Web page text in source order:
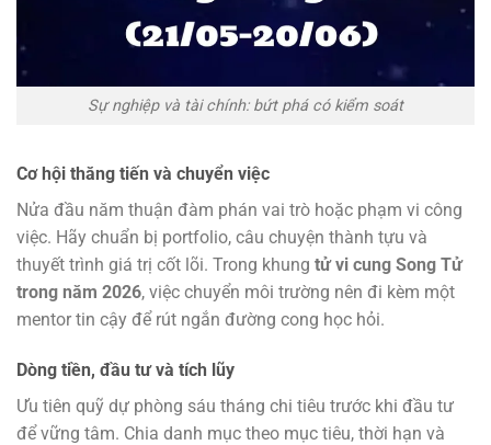
Sự nghiệp và tài chính: bứt phá có kiểm soát
Cơ hội thăng tiến và chuyển việc
Nửa đầu năm thuận đàm phán vai trò hoặc phạm vi công
việc. Hãy chuẩn bị portfolio, câu chuyện thành tựu và
thuyết trình giá trị cốt lõi. Trong khung tử vi cung Song Tử
trong năm 2026, việc chuyển môi trường nên đi kèm một
mentor tin cậy để rút ngắn đường cong học hỏi.
Dòng tiền, đầu tư và tích lũy
Ưu tiên quỹ dự phòng sáu tháng chi tiêu trước khi đầu tư
để vững tâm. Chia danh mục theo mục tiêu, thời hạn và